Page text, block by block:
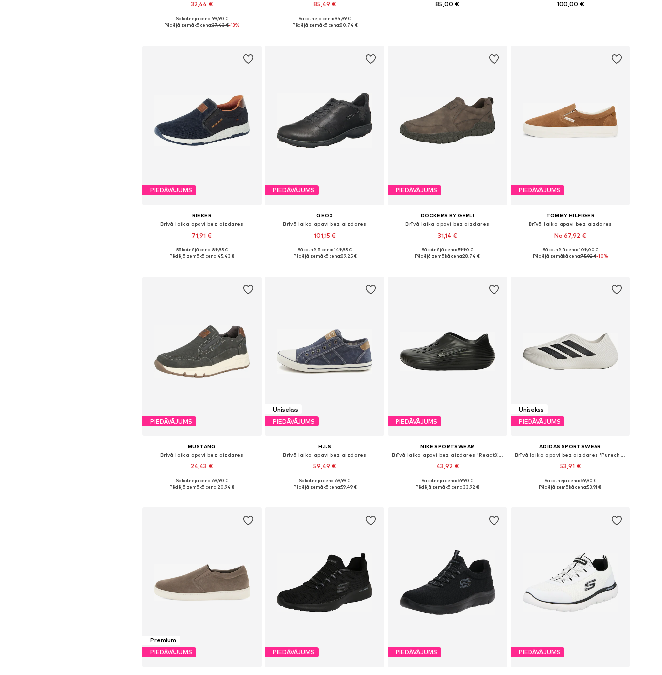
32,44 €
Pieejams daudzos izmēros
Sākotnējā cena: 99,90 €
Pēdējā zemākā cena:37,43 €-13%
85,49 €
Pieejamie izmēri: 42, 43, 44, 45, 46
Sākotnējā cena: 94,99 €
Pēdējā zemākā cena:80,74 €
85,00 € 100,00 €
PIEDĀVĀJUMS
RIEKER
Brīvā laika apavi bez aizdares
71,91 €
Pieejamie izmēri: 40, 42, 43, 46
Sākotnējā cena: 89,95 €
Pēdējā zemākā cena:45,43 €
PIEDĀVĀJUMS
GEOX
Brīvā laika apavi bez aizdares
101,15 €
Pieejamie izmēri: 39, 40, 41, 42, 43, 46
Sākotnējā cena: 149,95 €
Pēdējā zemākā cena:89,25 €
PIEDĀVĀJUMS
DOCKERS BY GERLI
Brīvā laika apavi bez aizdares
31,14 €
Pieejamie izmēri: 42, 43, 44, 45
Sākotnējā cena: 59,90 €
Pēdējā zemākā cena:28,74 €
PIEDĀVĀJUMS
TOMMY HILFIGER
Brīvā laika apavi bez aizdares
No 67,92 €
Pieejamie izmēri: 40, 41, 42, 43, 44, 45
Sākotnējā cena: 109,00 €
Pēdējā zemākā cena:75,92 €-10%
PIEDĀVĀJUMS
MUSTANG
Brīvā laika apavi bez aizdares
24,43 €
Pieejamie izmēri: 40, 41, 42, 43, 44
Sākotnējā cena: 69,90 €
Pēdējā zemākā cena:20,94 €
Unisekss
PIEDĀVĀJUMS
H.I.S
Brīvā laika apavi bez aizdares
59,49 €
Pieejamie izmēri: 38, 39, 40, 41, 42
Sākotnējā cena: 69,99 €
Pēdējā zemākā cena:59,49 €
PIEDĀVĀJUMS
NIKE SPORTSWEAR
Brīvā laika apavi bez aizdares 'ReactX Rejuven8'
43,92 €
Pieejamie izmēri: 40, 41, 42,5, 44, 45, 46
Sākotnējā cena: 69,90 €
Pēdējā zemākā cena:33,92 €
Unisekss
PIEDĀVĀJUMS
ADIDAS SPORTSWEAR
Brīvā laika apavi bez aizdares 'Purechill'
53,91 €
+1
Pieejams daudzos izmēros
Sākotnējā cena: 69,90 €
Pēdējā zemākā cena:53,91 €
Premium
PIEDĀVĀJUMS
PIEDĀVĀJUMS PIEDĀVĀJUMS PIEDĀVĀJUMS